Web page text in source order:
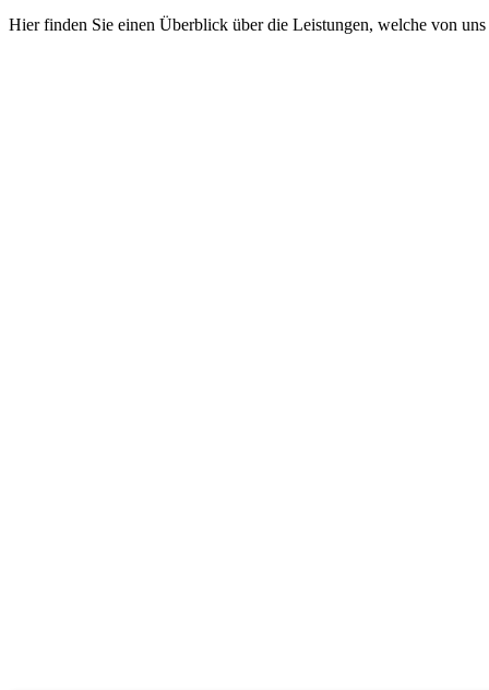
Hier finden Sie einen Überblick über die Leistungen, welche von uns